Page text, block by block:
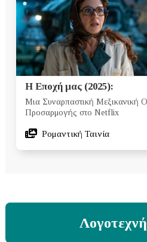
Η Εποχή μας (2025):
Μια Συναρπαστική Μεξικανική
Προσαρμογής στο Netflix
Ρομαντική Ταινία